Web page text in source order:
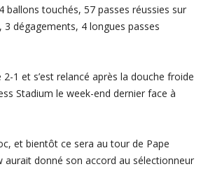
ballons touchés, 57 passes réussies sur
3 dégagements, 4 longues passes
2-1 et s’est relancé après la douche froide
Stadium le week-end dernier face à
et bientôt ce sera au tour de Pape
aurait donné son accord au sélectionneur